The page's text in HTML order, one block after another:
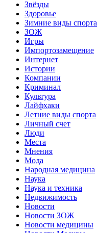
Звёзды
Здоровье
Зимние виды спорта
ЗОЖ
Игры
Импортозамещение
Интернет
Истории
Компании
Криминал
Культура
Лайфхаки
Летние виды спорта
Личный счет
Люди
Места
Мнения
Мода
Народная медицина
Наука
Наука и техника
Недвижимость
Новости
Новости ЗОЖ
Новости медицины